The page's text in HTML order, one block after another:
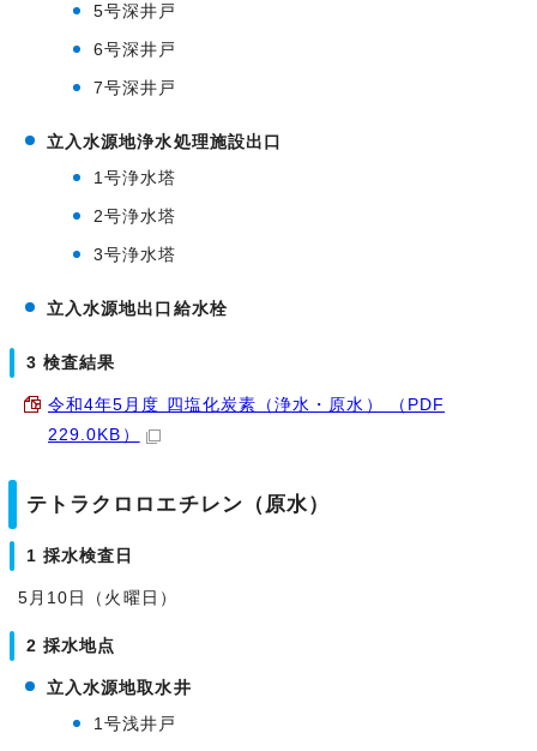
5号深井戸
6号深井戸
7号深井戸
立入水源地浄水処理施設出口
1号浄水塔
2号浄水塔
3号浄水塔
立入水源地出口給水栓
3 検査結果
令和4年5月度 四塩化炭素（浄水・原水） （PDF
229.0KB）
テトラクロロエチレン（原水）
1 採水検査日
5月10日（火曜日）
2 採水地点
立入水源地取水井
1号浅井戸